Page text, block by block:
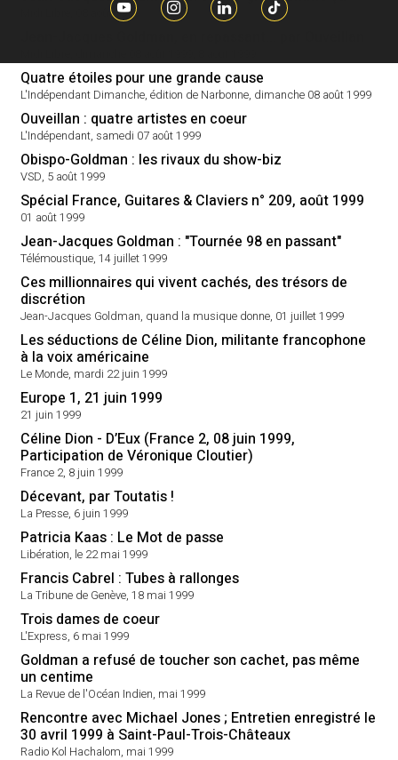
Midi Libre, 08 août 1999
Quatre étoiles pour une grande cause
L'Indépendant Dimanche, édition de Narbonne, dimanche 08 août 1999
Ouveillan : quatre artistes en coeur
L'Indépendant, samedi 07 août 1999
Obispo-Goldman : les rivaux du show-biz
VSD, 5 août 1999
Spécial France, Guitares & Claviers n° 209, août 1999
01 août 1999
Jean-Jacques Goldman : "Tournée 98 en passant"
Télémoustique, 14 juillet 1999
Ces millionnaires qui vivent cachés, des trésors de
discrétion
Jean-Jacques Goldman, quand la musique donne, 01 juillet 1999
Les séductions de Céline Dion, militante francophone
à la voix américaine
Le Monde, mardi 22 juin 1999
Europe 1, 21 juin 1999
21 juin 1999
Céline Dion - D’Eux (France 2, 08 juin 1999,
Participation de Véronique Cloutier)
France 2, 8 juin 1999
Décevant, par Toutatis !
La Presse, 6 juin 1999
Patricia Kaas : Le Mot de passe
Libération, le 22 mai 1999
Francis Cabrel : Tubes à rallonges
La Tribune de Genève, 18 mai 1999
Trois dames de coeur
L'Express, 6 mai 1999
Goldman a refusé de toucher son cachet, pas même
un centime
La Revue de l'Océan Indien, mai 1999
Rencontre avec Michael Jones ; Entretien enregistré le
30 avril 1999 à Saint-Paul-Trois-Châteaux
Radio Kol Hachalom, mai 1999